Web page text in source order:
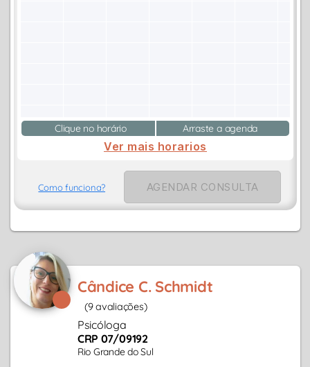
Clique no horário Arraste a agenda
Ver mais horarios
Como funciona? AGENDAR CONSULTA
Cândice C. Schmidt
(9 avaliações)
Psicóloga
CRP 07/09192
Rio Grande do Sul